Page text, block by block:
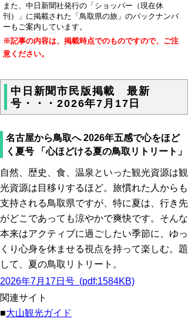
また、中日新聞社発行の「ショッパー（現在休
刊）」に掲載された「鳥取県の旅」のバックナンバ
ーもご案内しています。
※記事の内容は、掲載時点でのものですので、ご注
意ください。
中日新聞市民版掲載 最新
号・・・2026年7月17日
名古屋から鳥取へ 2026年五感で心をほど
く夏号 「心ほどける夏の鳥取リトリート」
自然、歴史、食、温泉といった観光資源は観
光資源は目移りするほど。旅慣れた人からも
支持される鳥取県ですが、特に夏は、行き先
がどこであっても涼やかで爽快です。そんな
本来はアクティブに過ごしたい季節に、ゆっ
くり心身を休ませる視点を持って楽しむ。題
して、夏の鳥取リトリート。
2026年7月17日号 (pdf:1584KB)
関連サイト
■大山観光ガイド